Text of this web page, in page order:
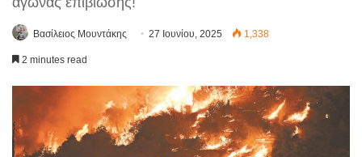
Βασίλειος Μουντάκης 27 Ιουνίου, 2025 1,338
2 minutes read